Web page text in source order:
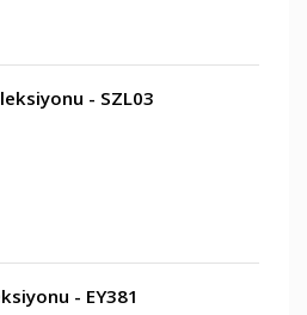
- SZL03
- EY381